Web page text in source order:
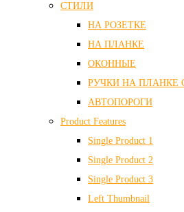
СТИЛИ
НА РОЗЕТКЕ
НА ПЛАНКЕ
ОКОННЫЕ
РУЧКИ НА ПЛАНКЕ
АВТОПОРОГИ
Product Features
Single Product 1
Single Product 2
Single Product 3
Left Thumbnail